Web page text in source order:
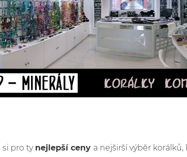
si pro ty nejlepší ceny a nejširší výběr